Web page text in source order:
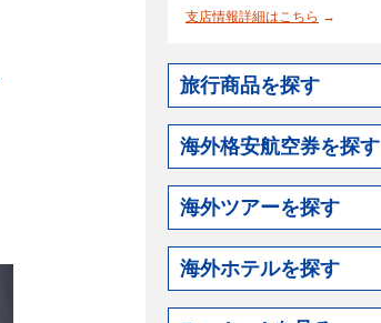
支店情報詳細はこちら →
旅行商品を探す
海外格安航空券を探す
海外ツアーを探す
海外ホテルを探す